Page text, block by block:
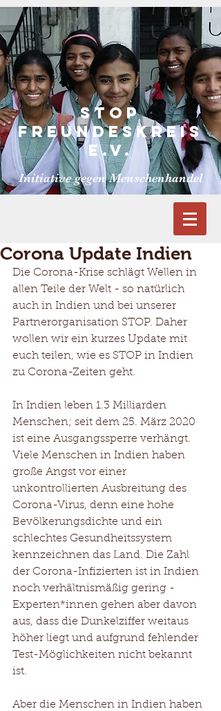
STOP
FREUNDESKReiS
E.V.
Initiative gegen Menschenhandel
Corona Update Indien
Die Corona-Krise schlägt Wellen in
allen Teile der Welt - so natürlich
auch in Indien und bei unserer
Partnerorganisation STOP. Daher
wollen wir ein kurzes Update mit
euch teilen, wie es STOP in Indien
zu Corona-Zeiten geht.
In Indien leben 1.3 Milliarden
Menschen; seit dem 25. März 2020
ist eine Ausgangssperre verhängt.
Viele Menschen in Indien haben
große Angst vor einer
unkontrollierten Ausbreitung des
Corona-Virus, denn eine hohe
Bevölkerungsdichte und ein
schlechtes Gesundheitssystem
kennzeichnen das Land. Die Zahl
der Corona-Infizierten ist in Indien
noch verhältnismäßig gering -
Experten*innen gehen aber davon
aus, dass die Dunkelziffer weitaus
höher liegt und aufgrund fehlender
Test-Möglichkeiten nicht bekannt
ist.
Aber die Menschen in Indien haben